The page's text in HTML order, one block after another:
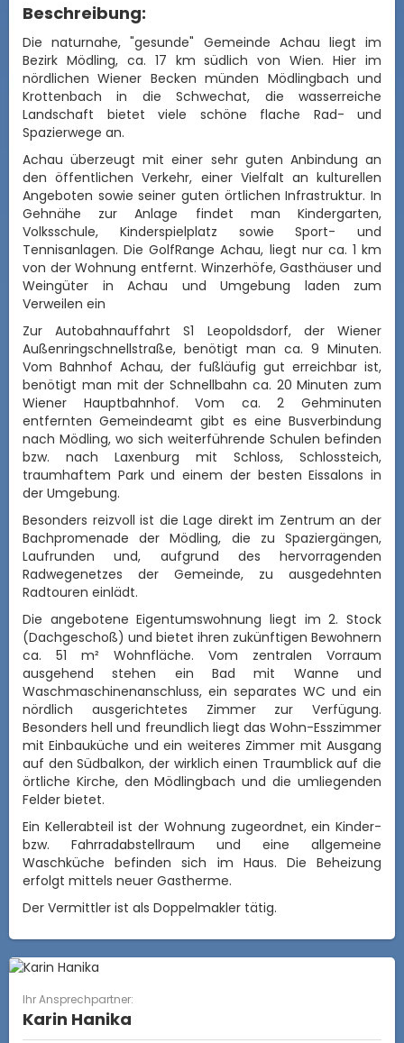
Beschreibung:
Die naturnahe, "gesunde" Gemeinde Achau liegt im
Bezirk Mödling, ca. 17 km südlich von Wien. Hier im
nördlichen Wiener Becken münden Mödlingbach und
Krottenbach in die Schwechat, die wasserreiche
Landschaft bietet viele schöne flache Rad- und
Spazierwege an.
Achau überzeugt mit einer sehr guten Anbindung an
den öffentlichen Verkehr, einer Vielfalt an kulturellen
Angeboten sowie seiner guten örtlichen Infrastruktur. In
Gehnähe zur Anlage findet man Kindergarten,
Volksschule, Kinderspielplatz sowie Sport- und
Tennisanlagen. Die GolfRange Achau, liegt nur ca. 1 km
von der Wohnung entfernt. Winzerhöfe, Gasthäuser und
Weingüter in Achau und Umgebung laden zum
Verweilen ein
Zur Autobahnauffahrt S1 Leopoldsdorf, der Wiener
Außenringschnellstraße, benötigt man ca. 9 Minuten.
Vom Bahnhof Achau, der fußläufig gut erreichbar ist,
benötigt man mit der Schnellbahn ca. 20 Minuten zum
Wiener Hauptbahnhof. Vom ca. 2 Gehminuten
entfernten Gemeindeamt gibt es eine Busverbindung
nach Mödling, wo sich weiterführende Schulen befinden
bzw. nach Laxenburg mit Schloss, Schlossteich,
traumhaftem Park und einem der besten Eissalons in
der Umgebung.
Besonders reizvoll ist die Lage direkt im Zentrum an der
Bachpromenade der Mödling, die zu Spaziergängen,
Laufrunden und, aufgrund des hervorragenden
Radwegenetzes der Gemeinde, zu ausgedehnten
Radtouren einlädt.
Die angebotene Eigentumswohnung liegt im 2. Stock
(Dachgeschoß) und bietet ihren zukünftigen Bewohnern
ca. 51 m² Wohnfläche. Vom zentralen Vorraum
ausgehend stehen ein Bad mit Wanne und
Waschmaschinenanschluss, ein separates WC und ein
nördlich ausgerichtetes Zimmer zur Verfügung.
Besonders hell und freundlich liegt das Wohn-Esszimmer
mit Einbauküche und ein weiteres Zimmer mit Ausgang
auf den Südbalkon, der wirklich einen Traumblick auf die
örtliche Kirche, den Mödlingbach und die umliegenden
Felder bietet.
Ein Kellerabteil ist der Wohnung zugeordnet, ein Kinder-
bzw. Fahrradabstellraum und eine allgemeine
Waschküche befinden sich im Haus. Die Beheizung
erfolgt mittels neuer Gastherme.
Der Vermittler ist als Doppelmakler tätig.
Ihr Ansprechpartner:
Karin Hanika